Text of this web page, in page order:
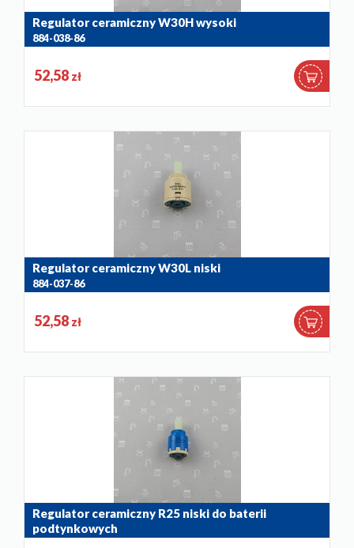
Regulator ceramiczny W30H wysoki
884-038-86
52,58 zł
Regulator ceramiczny W30L niski
884-037-86
52,58 zł
Regulator ceramiczny R25 niski do baterii
podtynkowych